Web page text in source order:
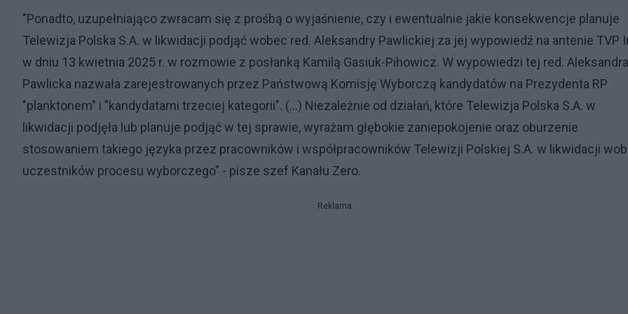
"Ponadto, uzupełniająco zwracam się z prośbą o wyjaśnienie, czy i ewentualnie jakie konsekwencje planuje
Telewizja Polska S.A. w likwidacji podjąć wobec red. Aleksandry Pawlickiej za jej wypowiedź na antenie TVP
w dniu 13 kwietnia 2025 r. w rozmowie z posłanką Kamilą Gasiuk-Pihowicz. W wypowiedzi tej red. Aleksandra
Pawlicka nazwała zarejestrowanych przez Państwową Komisję Wyborczą kandydatów na Prezydenta RP
"planktonem" i "kandydatami trzeciej kategorii". (...) Niezależnie od działań, które Telewizja Polska S.A. w
likwidacji podjęła lub planuje podjąć w tej sprawie, wyrażam głębokie zaniepokojenie oraz oburzenie
stosowaniem takiego języka przez pracowników i współpracowników Telewizji Polskiej S.A. w likwidacji
uczestników procesu wyborczego" - pisze szef Kanału Zero.
Reklama